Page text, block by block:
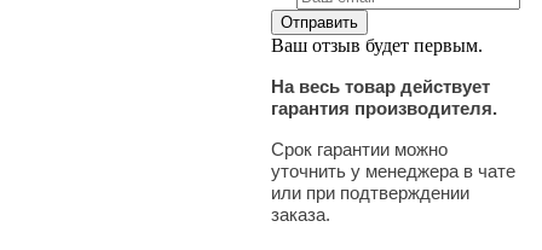
Ваш отзыв будет первым.
На весь товар действует
гарантия производителя.
Срок гарантии можно
уточнить у менеджера в чате
или при подтверждении
заказа.